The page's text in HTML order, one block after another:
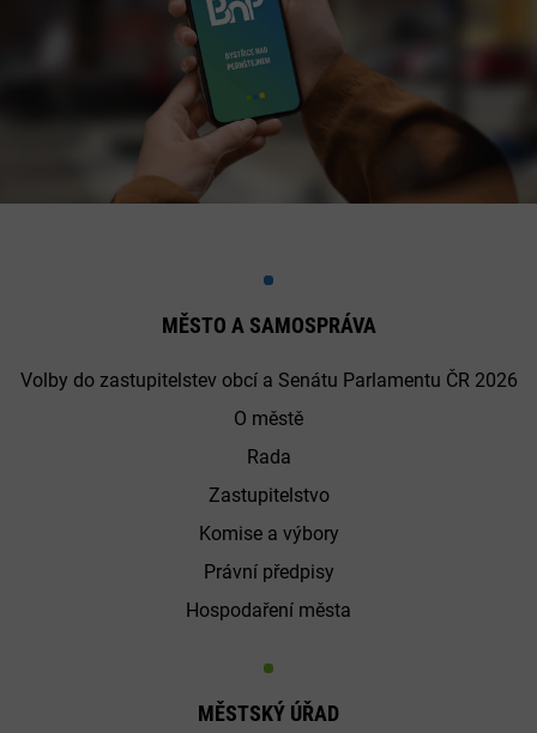
MĚSTO A SAMOSPRÁVA
Volby do zastupitelstev obcí a Senátu Parlamentu ČR 2026
O městě
Rada
Zastupitelstvo
Komise a výbory
Právní předpisy
Hospodaření města
MĚSTSKÝ ÚŘAD